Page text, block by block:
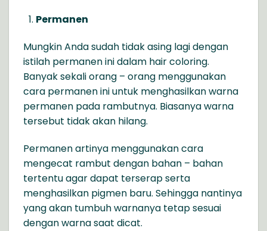
Permanen
Mungkin Anda sudah tidak asing lagi dengan
istilah permanen ini dalam hair coloring.
Banyak sekali orang – orang menggunakan
cara permanen ini untuk menghasilkan warna
permanen pada rambutnya. Biasanya warna
tersebut tidak akan hilang.
Permanen artinya menggunakan cara
mengecat rambut dengan bahan – bahan
tertentu agar dapat terserap serta
menghasilkan pigmen baru. Sehingga nantinya
yang akan tumbuh warnanya tetap sesuai
dengan warna saat dicat.